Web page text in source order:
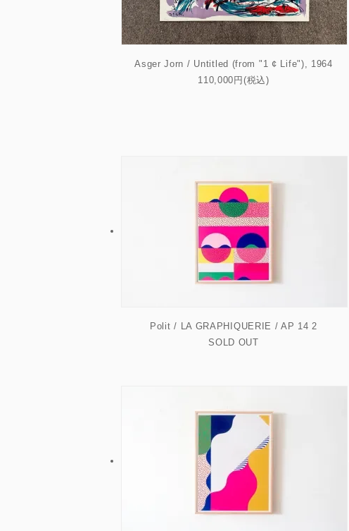
Asger Jorn / Untitled (from "1 ¢ Life"), 1964
110,000円(税込)
Polit / LA GRAPHIQUERIE / AP 14 2
SOLD OUT